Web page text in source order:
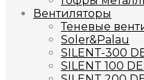
Вентиляторы
Теневые
Soler&Palau
SILENT-300
SILENT 100